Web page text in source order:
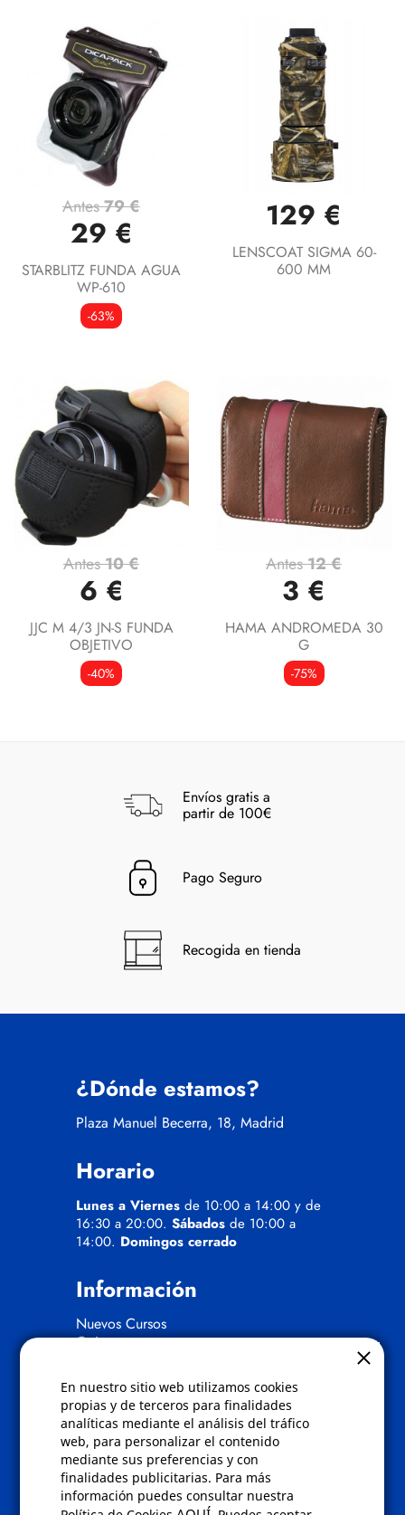
En nuestro sitio web utilizamos cookies
propias y de terceros para finalidades
analíticas mediante el análisis del tráfico
web, para personalizar el contenido
mediante sus preferencias y con
finalidades publicitarias. Para más
información puedes consultar nuestra
Antes79 €
29 €
STARBLITZ FUNDA AGUA
WP-610
-63%
129 €
LENSCOAT SIGMA 60-
600 MM
Antes10 €
6 €
JJC M 4/3 JN-S FUNDA
OBJETIVO
-40%
Antes12 €
3 €
HAMA ANDROMEDA 30
G
-75%
Envíos gratis a
partir de 100€
Pago Seguro
Recogida en tienda
¿Dónde estamos?
Plaza Manuel Becerra, 18, Madrid
Horario
Lunes a Viernes de 10:00 a 14:00 y de
16:30 a 20:00. Sábados de 10:00 a
14:00. Domingos cerrado
Información
Nuevos Cursos
Quienes somos
Políticas
Condiciones de compra
Aviso de privacidad
Cookies
Bajas comunicados comerciales